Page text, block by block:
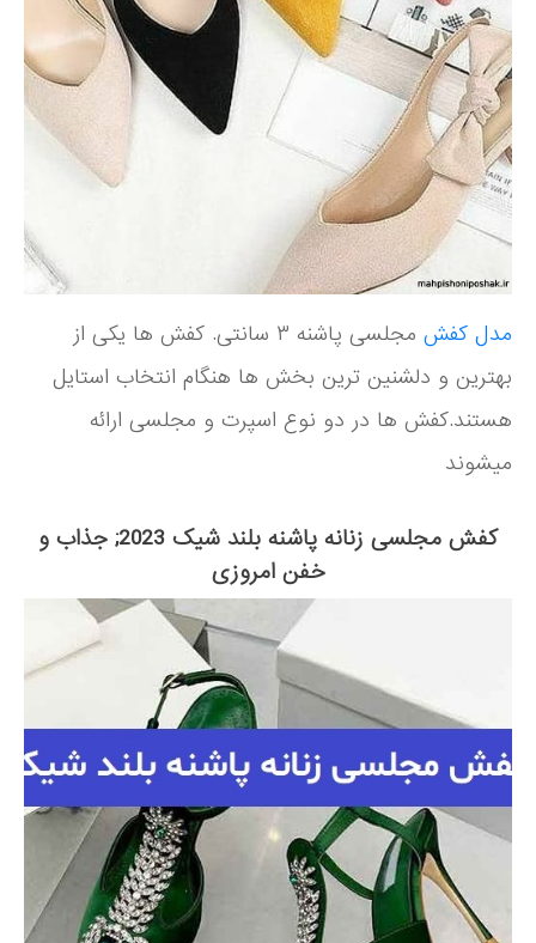
مدل کفش
مجلسی پاشنه ۳ سانتی. کفش ها یکی از
بهترین و دلشنین ترین بخش ها هنگام انتخاب استایل
هستند.کفش ها در دو نوع اسپرت و مجلسی ارائه
میشوند
کفش مجلسی زنانه پاشنه بلند شیک 2023; جذاب و
خفن امروزی